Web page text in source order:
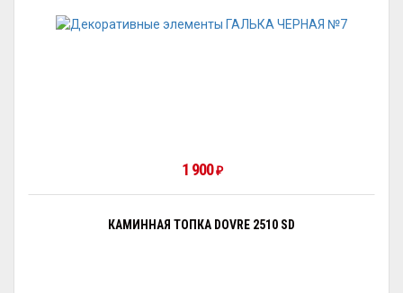
1 900₽
КАМИННАЯ ТОПКА DOVRE 2510 SD